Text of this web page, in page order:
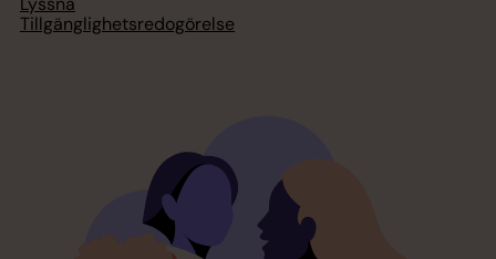
Tillgänglighetsredogörelse